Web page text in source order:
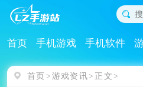
首页 手机游戏 手机软件
首页 游戏资讯 正文